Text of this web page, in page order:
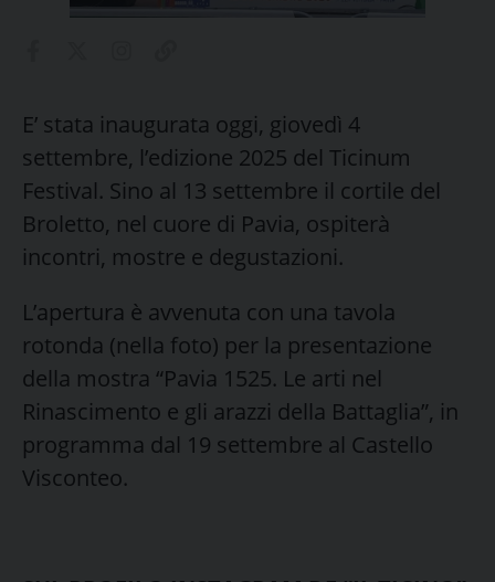
E’ stata inaugurata oggi, giovedì 4
settembre, l’edizione 2025 del Ticinum
Festival. Sino al 13 settembre il cortile del
Broletto, nel cuore di Pavia, ospiterà
incontri, mostre e degustazioni.
L’apertura è avvenuta con una tavola
rotonda (nella foto) per la presentazione
della mostra “Pavia 1525. Le arti nel
Rinascimento e gli arazzi della Battaglia”, in
programma dal 19 settembre al Castello
Visconteo.